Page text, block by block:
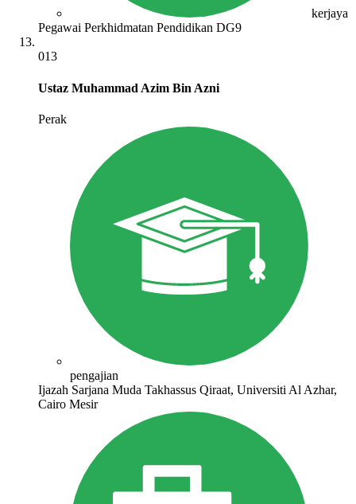
kerjaya
Pegawai Perkhidmatan Pendidikan DG9
013
Ustaz Muhammad Azim Bin Azni
Perak
pengajian
Ijazah Sarjana Muda Takhassus Qiraat, Universiti Al Azhar,
Cairo Mesir